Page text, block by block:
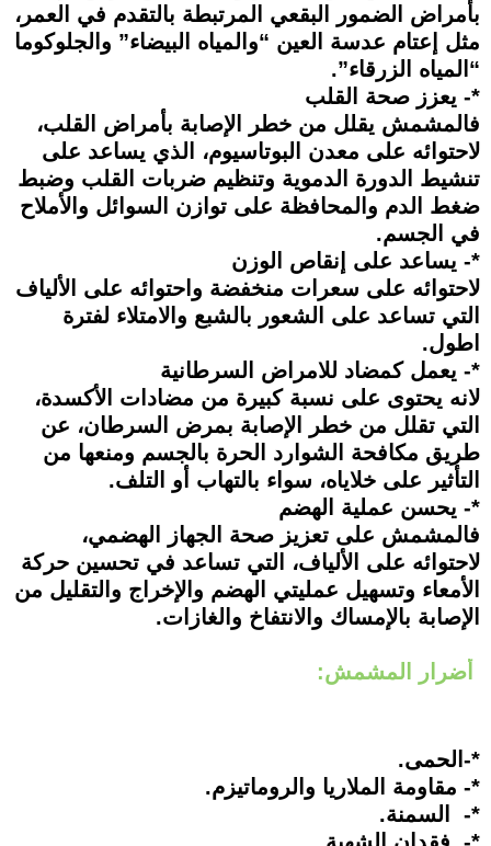
بأمراض الضمور البقعي المرتبطة بالتقدم في العمر،
مثل إعتام عدسة العين “والمياه البيضاء” والجلوكوما
“المياه الزرقاء”.
*- يعزز صحة القلب
فالمشمش يقلل من خطر الإصابة بأمراض القلب،
لاحتوائه على معدن البوتاسيوم، الذي يساعد على
تنشيط الدورة الدموية وتنظيم ضربات القلب وضبط
ضغط الدم والمحافظة على توازن السوائل والأملاح
في الجسم.
*- يساعد على إنقاص الوزن
لاحتوائه على سعرات منخفضة واحتوائه على الألياف
التي تساعد على الشعور بالشبع والامتلاء لفترة
اطول.
*- يعمل كمضاد للامراض السرطانية
لانه يحتوى على نسبة كبيرة من مضادات الأكسدة،
التي تقلل من خطر الإصابة بمرض السرطان، عن
طريق مكافحة الشوارد الحرة بالجسم ومنعها من
التأثير على خلاياه، سواء بالتهاب أو التلف.
*- يحسن عملية الهضم
فالمشمش على تعزيز صحة الجهاز الهضمي،
لاحتوائه على الألياف، التي تساعد في تحسين حركة
الأمعاء وتسهيل عمليتي الهضم والإخراج والتقليل من
الإصابة بالإمساك والانتفاخ والغازات.
أضرار المشمش:
*-الحمى.
*- مقاومة الملاريا والروماتيزم.
*- السمنة.